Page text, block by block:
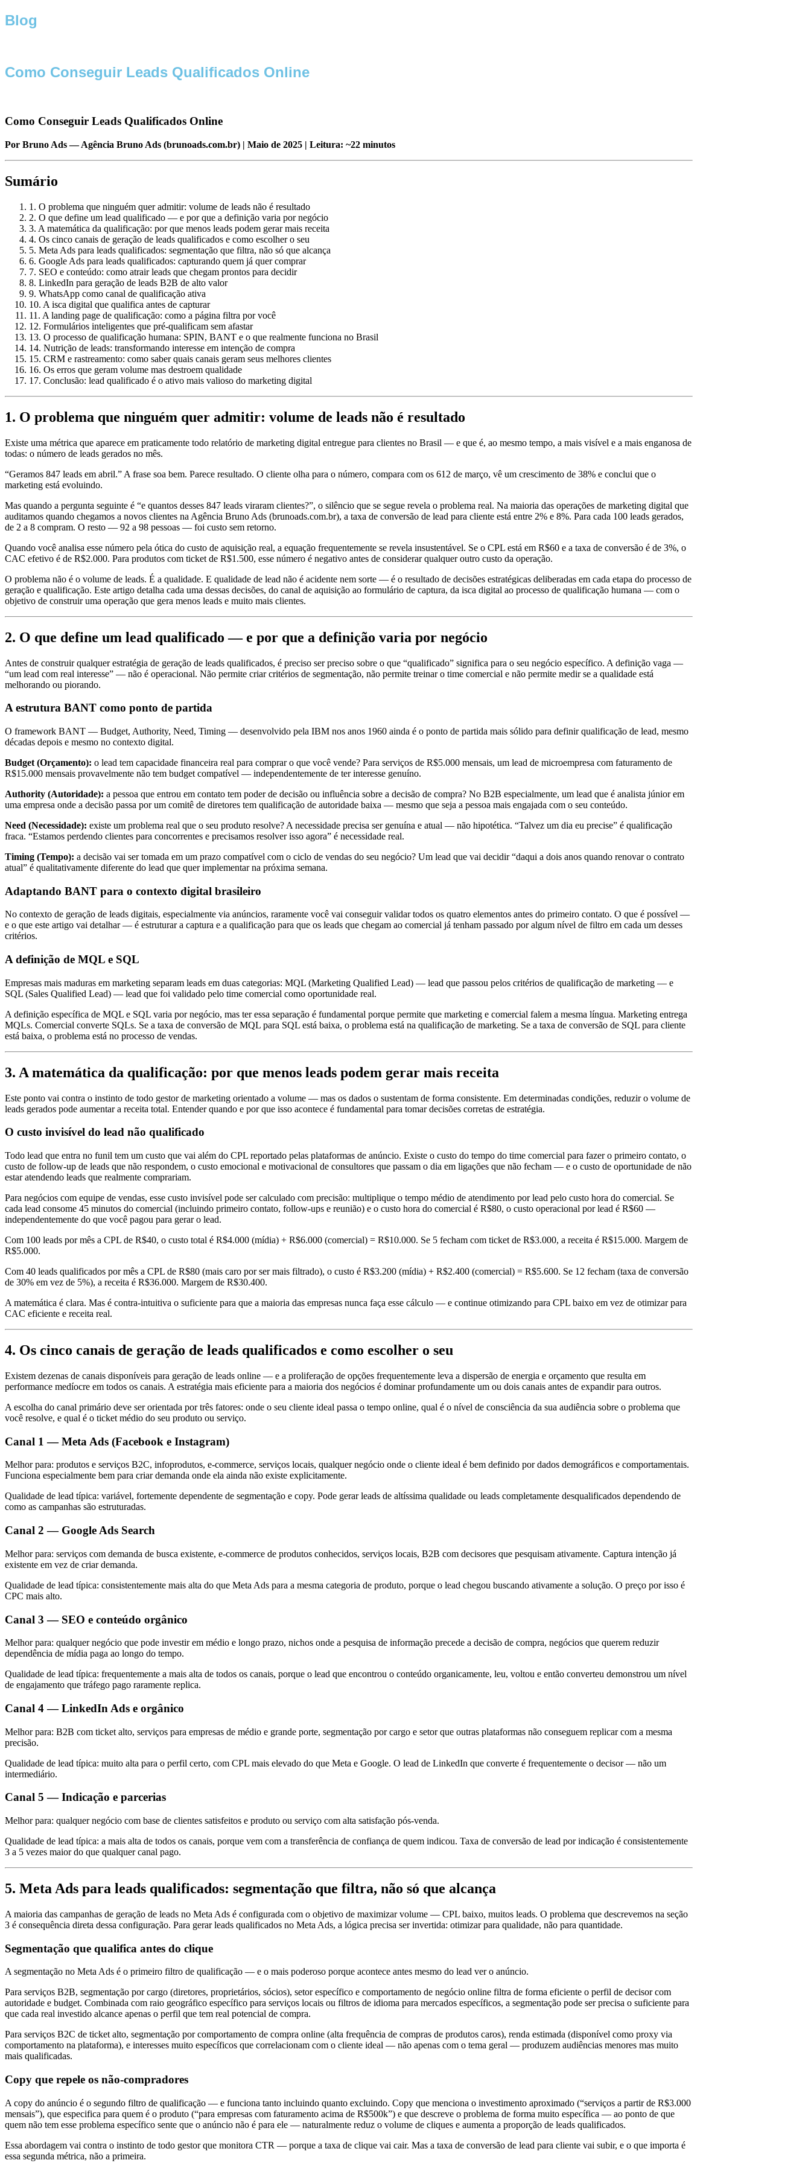
Blog
Como Conseguir Leads Qualificados Online
Como Conseguir Leads Qualificados Online
Por Bruno Ads — Agência Bruno Ads (brunoads.com.br) | Maio de 2025 | Leitura: ~22 minutos
Sumário
1. O problema que ninguém quer admitir: volume de leads não é resultado
2. O que define um lead qualificado — e por que a definição varia por negócio
3. A matemática da qualificação: por que menos leads podem gerar mais receita
4. Os cinco canais de geração de leads qualificados e como escolher o seu
5. Meta Ads para leads qualificados: segmentação que filtra, não só que alcança
6. Google Ads para leads qualificados: capturando quem já quer comprar
7. SEO e conteúdo: como atrair leads que chegam prontos para decidir
8. LinkedIn para geração de leads B2B de alto valor
9. WhatsApp como canal de qualificação ativa
10. A isca digital que qualifica antes de capturar
11. A landing page de qualificação: como a página filtra por você
12. Formulários inteligentes que pré-qualificam sem afastar
13. O processo de qualificação humana: SPIN, BANT e o que realmente funciona no Brasil
14. Nutrição de leads: transformando interesse em intenção de compra
15. CRM e rastreamento: como saber quais canais geram seus melhores clientes
16. Os erros que geram volume mas destroem qualidade
17. Conclusão: lead qualificado é o ativo mais valioso do marketing digital
1. O problema que ninguém quer admitir: volume de leads não é resultado
Existe uma métrica que aparece em praticamente todo relatório de marketing digital entregue para clientes no Brasil — e que é, ao mesmo tempo, a mais visível e a mais enganosa de
todas: o número de leads gerados no mês.
“Geramos 847 leads em abril.” A frase soa bem. Parece resultado. O cliente olha para o número, compara com os 612 de março, vê um crescimento de 38% e conclui que o
marketing está evoluindo.
Mas quando a pergunta seguinte é “e quantos desses 847 leads viraram clientes?”, o silêncio que se segue revela o problema real. Na maioria das operações de marketing digital que
auditamos quando chegamos a novos clientes na Agência Bruno Ads (brunoads.com.br), a taxa de conversão de lead para cliente está entre 2% e 8%. Para cada 100 leads gerados,
de 2 a 8 compram. O resto — 92 a 98 pessoas — foi custo sem retorno.
Quando você analisa esse número pela ótica do custo de aquisição real, a equação frequentemente se revela insustentável. Se o CPL está em R$60 e a taxa de conversão é de 3%, o
CAC efetivo é de R$2.000. Para produtos com ticket de R$1.500, esse número é negativo antes de considerar qualquer outro custo da operação.
O problema não é o volume de leads. É a qualidade. E qualidade de lead não é acidente nem sorte — é o resultado de decisões estratégicas deliberadas em cada etapa do processo de
geração e qualificação. Este artigo detalha cada uma dessas decisões, do canal de aquisição ao formulário de captura, da isca digital ao processo de qualificação humana — com o
objetivo de construir uma operação que gera menos leads e muito mais clientes.
2. O que define um lead qualificado — e por que a definição varia por negócio
Antes de construir qualquer estratégia de geração de leads qualificados, é preciso ser preciso sobre o que “qualificado” significa para o seu negócio específico. A definição vaga —
“um lead com real interesse” — não é operacional. Não permite criar critérios de segmentação, não permite treinar o time comercial e não permite medir se a qualidade está
melhorando ou piorando.
A estrutura BANT como ponto de partida
O framework BANT — Budget, Authority, Need, Timing — desenvolvido pela IBM nos anos 1960 ainda é o ponto de partida mais sólido para definir qualificação de lead, mesmo
décadas depois e mesmo no contexto digital.
Budget (Orçamento): o lead tem capacidade financeira real para comprar o que você vende? Para serviços de R$5.000 mensais, um lead de microempresa com faturamento de
R$15.000 mensais provavelmente não tem budget compatível — independentemente de ter interesse genuíno.
Authority (Autoridade): a pessoa que entrou em contato tem poder de decisão ou influência sobre a decisão de compra? No B2B especialmente, um lead que é analista júnior em
uma empresa onde a decisão passa por um comitê de diretores tem qualificação de autoridade baixa — mesmo que seja a pessoa mais engajada com o seu conteúdo.
Need (Necessidade): existe um problema real que o seu produto resolve? A necessidade precisa ser genuína e atual — não hipotética. “Talvez um dia eu precise” é qualificação
fraca. “Estamos perdendo clientes para concorrentes e precisamos resolver isso agora” é necessidade real.
Timing (Tempo): a decisão vai ser tomada em um prazo compatível com o ciclo de vendas do seu negócio? Um lead que vai decidir “daqui a dois anos quando renovar o contrato
atual” é qualitativamente diferente do lead que quer implementar na próxima semana.
Adaptando BANT para o contexto digital brasileiro
No contexto de geração de leads digitais, especialmente via anúncios, raramente você vai conseguir validar todos os quatro elementos antes do primeiro contato. O que é possível —
e o que este artigo vai detalhar — é estruturar a captura e a qualificação para que os leads que chegam ao comercial já tenham passado por algum nível de filtro em cada um desses
critérios.
A definição de MQL e SQL
Empresas mais maduras em marketing separam leads em duas categorias: MQL (Marketing Qualified Lead) — lead que passou pelos critérios de qualificação de marketing — e
SQL (Sales Qualified Lead) — lead que foi validado pelo time comercial como oportunidade real.
A definição específica de MQL e SQL varia por negócio, mas ter essa separação é fundamental porque permite que marketing e comercial falem a mesma língua. Marketing entrega
MQLs. Comercial converte SQLs. Se a taxa de conversão de MQL para SQL está baixa, o problema está na qualificação de marketing. Se a taxa de conversão de SQL para cliente
está baixa, o problema está no processo de vendas.
3. A matemática da qualificação: por que menos leads podem gerar mais receita
Este ponto vai contra o instinto de todo gestor de marketing orientado a volume — mas os dados o sustentam de forma consistente. Em determinadas condições, reduzir o volume de
leads gerados pode aumentar a receita total. Entender quando e por que isso acontece é fundamental para tomar decisões corretas de estratégia.
O custo invisível do lead não qualificado
Todo lead que entra no funil tem um custo que vai além do CPL reportado pelas plataformas de anúncio. Existe o custo do tempo do time comercial para fazer o primeiro contato, o
custo de follow-up de leads que não respondem, o custo emocional e motivacional de consultores que passam o dia em ligações que não fecham — e o custo de oportunidade de não
estar atendendo leads que realmente comprariam.
Para negócios com equipe de vendas, esse custo invisível pode ser calculado com precisão: multiplique o tempo médio de atendimento por lead pelo custo hora do comercial. Se
cada lead consome 45 minutos do comercial (incluindo primeiro contato, follow-ups e reunião) e o custo hora do comercial é R$80, o custo operacional por lead é R$60 —
independentemente do que você pagou para gerar o lead.
Com 100 leads por mês a CPL de R$40, o custo total é R$4.000 (mídia) + R$6.000 (comercial) = R$10.000. Se 5 fecham com ticket de R$3.000, a receita é R$15.000. Margem de
R$5.000.
Com 40 leads qualificados por mês a CPL de R$80 (mais caro por ser mais filtrado), o custo é R$3.200 (mídia) + R$2.400 (comercial) = R$5.600. Se 12 fecham (taxa de conversão
de 30% em vez de 5%), a receita é R$36.000. Margem de R$30.400.
A matemática é clara. Mas é contra-intuitiva o suficiente para que a maioria das empresas nunca faça esse cálculo — e continue otimizando para CPL baixo em vez de otimizar para
CAC eficiente e receita real.
4. Os cinco canais de geração de leads qualificados e como escolher o seu
Existem dezenas de canais disponíveis para geração de leads online — e a proliferação de opções frequentemente leva a dispersão de energia e orçamento que resulta em
performance medíocre em todos os canais. A estratégia mais eficiente para a maioria dos negócios é dominar profundamente um ou dois canais antes de expandir para outros.
A escolha do canal primário deve ser orientada por três fatores: onde o seu cliente ideal passa o tempo online, qual é o nível de consciência da sua audiência sobre o problema que
você resolve, e qual é o ticket médio do seu produto ou serviço.
Canal 1 — Meta Ads (Facebook e Instagram)
Melhor para: produtos e serviços B2C, infoprodutos, e-commerce, serviços locais, qualquer negócio onde o cliente ideal é bem definido por dados demográficos e comportamentais.
Funciona especialmente bem para criar demanda onde ela ainda não existe explicitamente.
Qualidade de lead típica: variável, fortemente dependente de segmentação e copy. Pode gerar leads de altíssima qualidade ou leads completamente desqualificados dependendo de
como as campanhas são estruturadas.
Canal 2 — Google Ads Search
Melhor para: serviços com demanda de busca existente, e-commerce de produtos conhecidos, serviços locais, B2B com decisores que pesquisam ativamente. Captura intenção já
existente em vez de criar demanda.
Qualidade de lead típica: consistentemente mais alta do que Meta Ads para a mesma categoria de produto, porque o lead chegou buscando ativamente a solução. O preço por isso é
CPC mais alto.
Canal 3 — SEO e conteúdo orgânico
Melhor para: qualquer negócio que pode investir em médio e longo prazo, nichos onde a pesquisa de informação precede a decisão de compra, negócios que querem reduzir
dependência de mídia paga ao longo do tempo.
Qualidade de lead típica: frequentemente a mais alta de todos os canais, porque o lead que encontrou o conteúdo organicamente, leu, voltou e então converteu demonstrou um nível
de engajamento que tráfego pago raramente replica.
Canal 4 — LinkedIn Ads e orgânico
Melhor para: B2B com ticket alto, serviços para empresas de médio e grande porte, segmentação por cargo e setor que outras plataformas não conseguem replicar com a mesma
precisão.
Qualidade de lead típica: muito alta para o perfil certo, com CPL mais elevado do que Meta e Google. O lead de LinkedIn que converte é frequentemente o decisor — não um
intermediário.
Canal 5 — Indicação e parcerias
Melhor para: qualquer negócio com base de clientes satisfeitos e produto ou serviço com alta satisfação pós-venda.
Qualidade de lead típica: a mais alta de todos os canais, porque vem com a transferência de confiança de quem indicou. Taxa de conversão de lead por indicação é consistentemente
3 a 5 vezes maior do que qualquer canal pago.
5. Meta Ads para leads qualificados: segmentação que filtra, não só que alcança
A maioria das campanhas de geração de leads no Meta Ads é configurada com o objetivo de maximizar volume — CPL baixo, muitos leads. O problema que descrevemos na seção
3 é consequência direta dessa configuração. Para gerar leads qualificados no Meta Ads, a lógica precisa ser invertida: otimizar para qualidade, não para quantidade.
Segmentação que qualifica antes do clique
A segmentação no Meta Ads é o primeiro filtro de qualificação — e o mais poderoso porque acontece antes mesmo do lead ver o anúncio.
Para serviços B2B, segmentação por cargo (diretores, proprietários, sócios), setor específico e comportamento de negócio online filtra de forma eficiente o perfil de decisor com
autoridade e budget. Combinada com raio geográfico específico para serviços locais ou filtros de idioma para mercados específicos, a segmentação pode ser precisa o suficiente para
que cada real investido alcance apenas o perfil que tem real potencial de compra.
Para serviços B2C de ticket alto, segmentação por comportamento de compra online (alta frequência de compras de produtos caros), renda estimada (disponível como proxy via
comportamento na plataforma), e interesses muito específicos que correlacionam com o cliente ideal — não apenas com o tema geral — produzem audiências menores mas muito
mais qualificadas.
Copy que repele os não-compradores
A copy do anúncio é o segundo filtro de qualificação — e funciona tanto incluindo quanto excluindo. Copy que menciona o investimento aproximado (“serviços a partir de R$3.000
mensais”), que especifica para quem é o produto (“para empresas com faturamento acima de R$500k”) e que descreve o problema de forma muito específica — ao ponto de que
quem não tem esse problema específico sente que o anúncio não é para ele — naturalmente reduz o volume de cliques e aumenta a proporção de leads qualificados.
Essa abordagem vai contra o instinto de todo gestor que monitora CTR — porque a taxa de clique vai cair. Mas a taxa de conversão de lead para cliente vai subir, e o que importa é
essa segunda métrica, não a primeira.